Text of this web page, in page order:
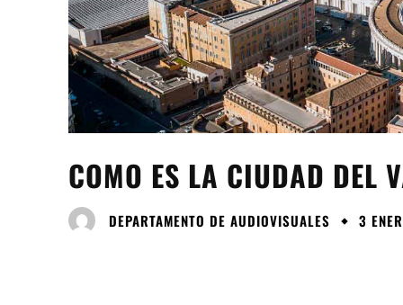
COMO ES LA CIUDAD DEL
DEPARTAMENTO DE AUDIOVISUALES 3